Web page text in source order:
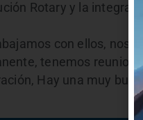
Rotary y la
con ellos, nos
tenemos
Hay una muy